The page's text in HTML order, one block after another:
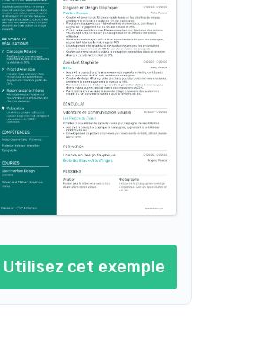
Utilisez cet exemple